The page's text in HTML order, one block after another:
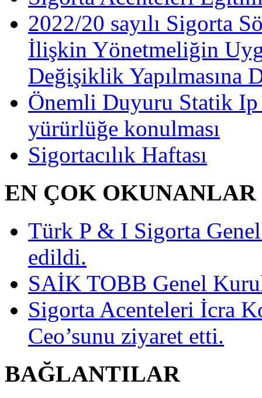
2022/20 sayılı Sigorta
İlişkin Yönetmeliğin
Değişiklik Yapılmasına
Önemli Duyuru Statik Ip
yürürlüğe konulması
Sigortacılık Haftası
EN ÇOK OKUNANLAR
Türk P & I Sigorta
edildi.
SAİK TOBB Genel
Sigorta Acenteleri İcra
Ceo’sunu ziyaret etti.
BAĞLANTILAR